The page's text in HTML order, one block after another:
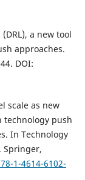
a new tool
approaches.
DOI:
scale as new
push
In Technology
Springer,
1-4614-6102-